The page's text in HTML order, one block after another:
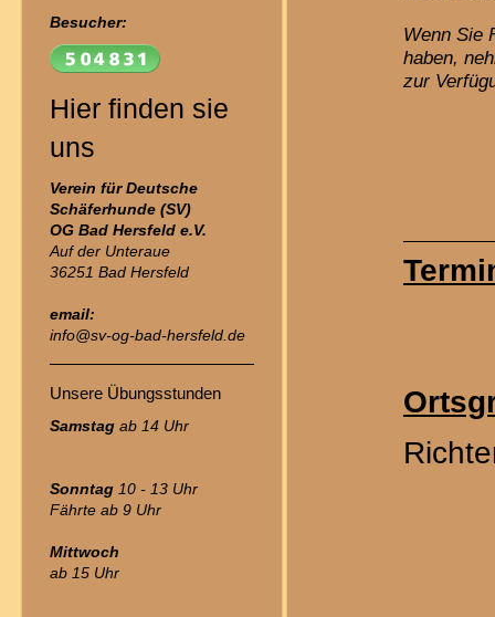
Besucher:
Hier finden sie
uns
Verein für Deutsche
Schäferhunde (SV)
OG Bad Hersfeld e.V.
Auf der Unteraue
36251 Bad Hersfeld
email:
info@sv-og-bad-hersfeld.de
Unsere Übungsstunden
Samstag ab 14 Uhr
Sonntag 10 - 13 Uhr
Fährte ab 9 Uhr
Mittwoch
ab 15 Uhr
Wenn Sie
haben,
zur